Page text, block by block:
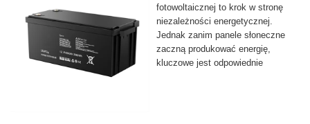
fotowoltaicznej to krok w stronę
niezależności energetycznej.
Jednak zanim panele słoneczne
zaczną produkować energię,
kluczowe jest odpowiednie